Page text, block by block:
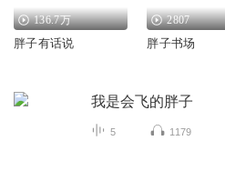
136.7万
胖子有话说
2807
胖子书场
我是会飞的胖子
5 1179